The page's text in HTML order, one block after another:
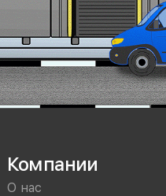
Компании
О нас